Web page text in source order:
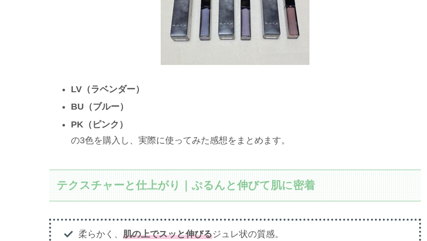
LV（ラベンダー）
BU（ブルー）
PK（ピンク）
の3色を購入し、実際に使ってみた感想をまとめます。
テクスチャーと仕上がり｜ぷるんと伸びて肌に密着
柔らかく、 肌の上でスッと伸びるジュレ状の質感。